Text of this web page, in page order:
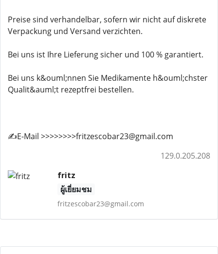
Preise sind verhandelbar, sofern wir nicht auf diskrete
Verpackung und Versand verzichten.
Bei uns ist Ihre Lieferung sicher und 100 % garantiert.
Bei uns k&ouml;nnen Sie Medikamente h&ouml;chster
Qualit&auml;t rezeptfrei bestellen.
✍️E-Mail >>>>>>>>fritzescobar23@gmail.com
129.0.205.208
fritz
ผู้เยี่ยมชม
fritzescobar23@gmail.com